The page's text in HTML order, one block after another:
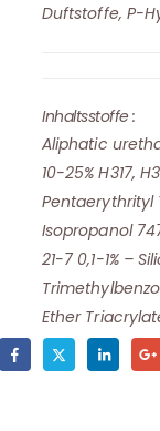
Duftstoffe, P-
Inhaltsstoffe :
Aliphatic
10-25% H317,
Pentaerythrityl
Isopropanol
21-7 0,1-1% –
Ether